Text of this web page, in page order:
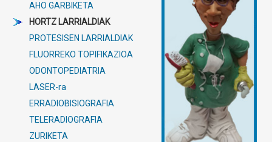
AHO GARBIKETA
HORTZ LARRIALDIAK
PROTESISEN LARRIALDIAK
FLUORREKO TOPIFIKAZIOA
ODONTOPEDIATRIA
LASER-ra
ERRADIOBISIOGRAFIA
TELERADIOGRAFIA
ZURIKETA